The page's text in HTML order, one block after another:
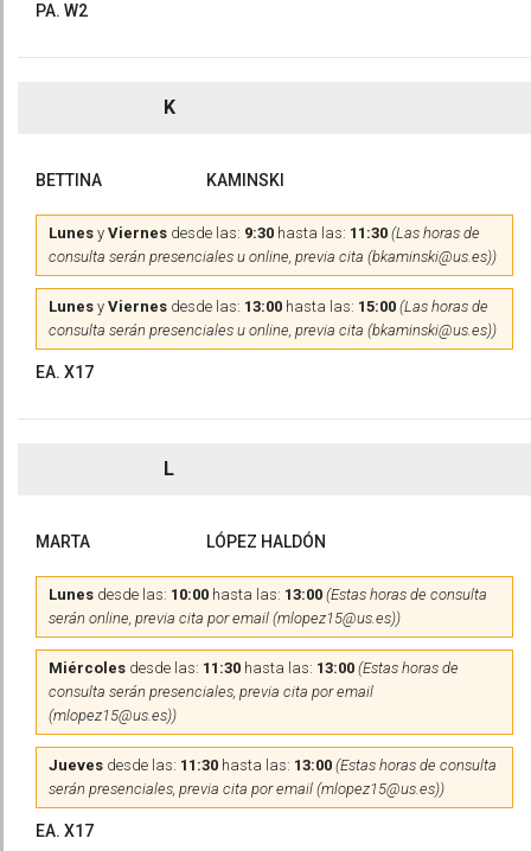
PA. W2
K
BETTINA KAMINSKI
Lunes y Viernes desde las: 9:30 hasta las: 11:30 (Las horas de
consulta serán presenciales u online, previa cita (bkaminski@us.es))
Lunes y Viernes desde las: 13:00 hasta las: 15:00 (Las horas de
consulta serán presenciales u online, previa cita (bkaminski@us.es))
EA. X17
L
MARTA LÓPEZ HALDÓN
Lunes desde las: 10:00 hasta las: 13:00 (Estas horas de consulta
serán online, previa cita por email (mlopez15@us.es))
Miércoles desde las: 11:30 hasta las: 13:00 (Estas horas de
consulta serán presenciales, previa cita por email
(mlopez15@us.es))
Jueves desde las: 11:30 hasta las: 13:00 (Estas horas de consulta
serán presenciales, previa cita por email (mlopez15@us.es))
EA. X17